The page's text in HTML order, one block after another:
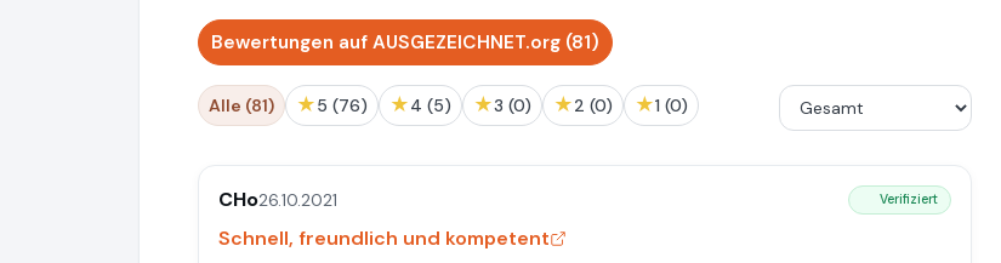
Bewertungen auf AUSGEZEICHNET.org (81)
Alle (81) ★ 5 (76) ★ 4 (5) ★ 3 (0) ★ 2 (0) ★ 1 (0)
CHo26.10.2021 Verifiziert
Schnell, freundlich und kompetent